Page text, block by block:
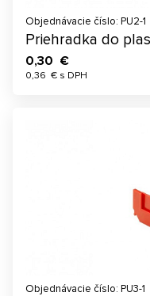
Objednávacie číslo: PU2-1
Priehradka do
0,30 €
0,36 € s DPH
Objednávacie číslo: PU3-1